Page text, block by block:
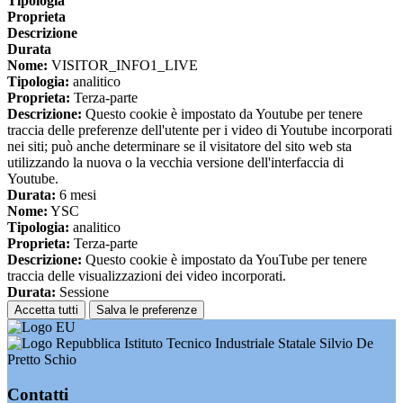
Proprieta
Descrizione
Durata
Nome: VISITOR_INFO1_LIVE
Tipologia: analitico
Proprieta: Terza-parte
Descrizione: Questo cookie è impostato da Youtube per tenere
traccia delle preferenze dell'utente per i video di Youtube incorporati
nei siti; può anche determinare se il visitatore del sito web sta
utilizzando la nuova o la vecchia versione dell'interfaccia di
Youtube.
Durata: 6 mesi
Nome: YSC
Tipologia: analitico
Proprieta: Terza-parte
Descrizione: Questo cookie è impostato da YouTube per tenere
traccia delle visualizzazioni dei video incorporati.
Durata: Sessione
Accetta tutti Salva le preferenze
Istituto Tecnico Industriale Statale Silvio De
Pretto Schio
Contatti